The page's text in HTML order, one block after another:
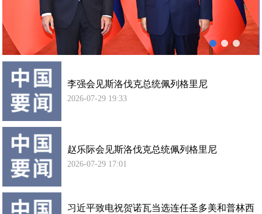
息
使馆领
导及部
门负责
联系方
尼
会
谈
李强会见斯洛伐克总统佩列格里尼
2026-07-29 19:33
赵乐际会见斯洛伐克总统佩列格里尼
2026-07-29 17:01
习近平致电祝贺诺瓦当选连任圣多美和普林西